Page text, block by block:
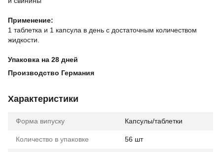
Применение:
1 таблетка и 1 капсула в день с достаточным количеством
жидкости.
Упаковка на 28 дней
Производство Германия
Характеристики
Форма випуску Капсулы/таблетки
Количество в упаковке 56 шт